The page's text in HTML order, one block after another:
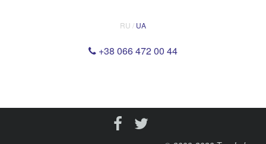
RU / UA
+38 066 472 00 44